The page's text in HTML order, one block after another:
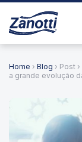
Home › Blog › Post
a grande evolução